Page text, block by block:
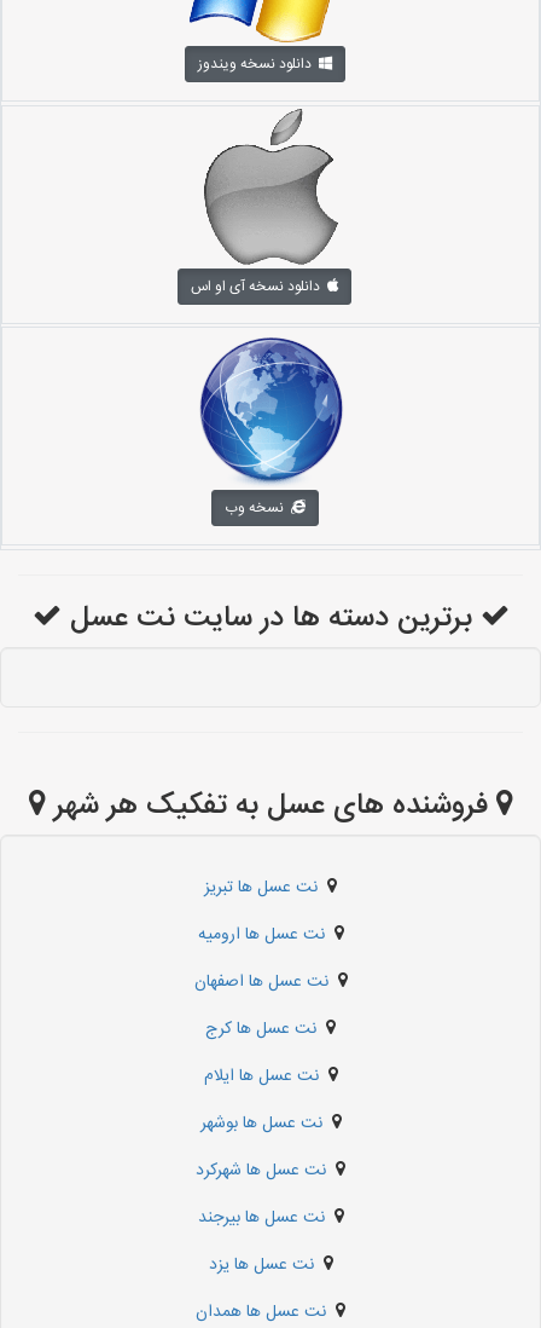
دانلود نسخه ویندوز
دانلود نسخه آی او اس
نسخه وب
برترین دسته ها در سایت نت عسل
فروشنده های عسل به تفکیک هر شهر
نت عسل ها تبریز
نت عسل ها ارومیه
نت عسل ها اصفهان
نت عسل ها کرج
نت عسل ها ایلام
نت عسل ها بوشهر
نت عسل ها شهرکرد
نت عسل ها بیرجند
نت عسل ها یزد
نت عسل ها همدان